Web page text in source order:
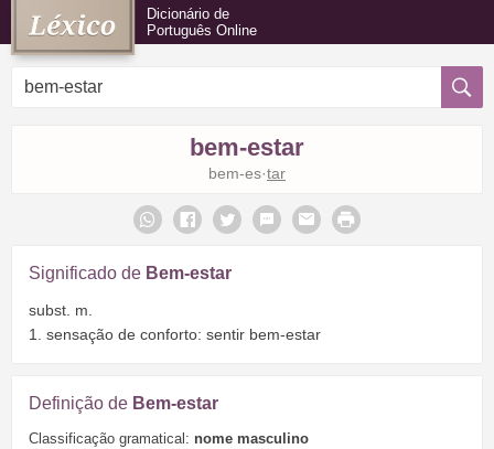
Dicionário de
Português Online
bem-estar
bem-es·tar
Significado de Bem-estar
subst. m.
1. sensação de conforto: sentir bem-estar
Definição de Bem-estar
Classificação gramatical: nome masculino